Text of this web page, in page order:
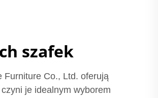
szafek
Furniture Co., Ltd. oferują
je idealnym wyborem